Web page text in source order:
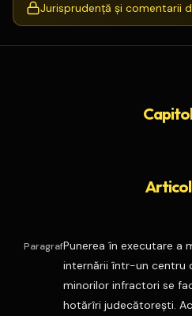
Jurisprudență și comentarii
ParagrafPunerea în executare a
internării într-un centru
minorilor infractori se
hotărîri judecătoreşti.